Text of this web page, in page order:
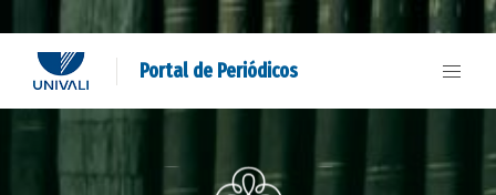
Portal de Periódicos